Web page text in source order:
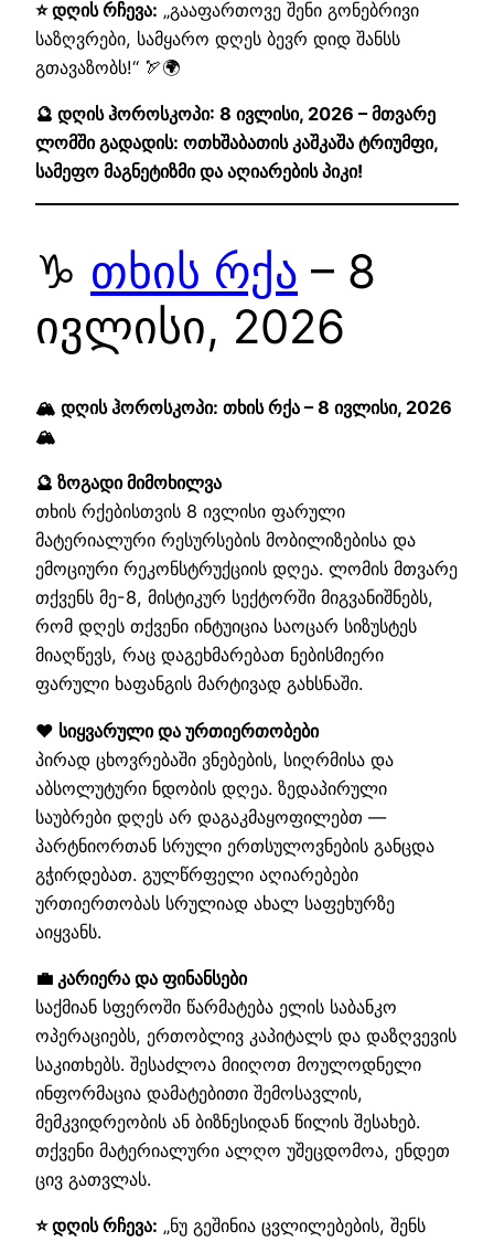
⭐ დღის რჩევა: „გააფართოვე შენი გონებრივი
საზღვრები, სამყარო დღეს ბევრ დიდ შანსს
გთავაზობს!“ 🏹🌍
🔮 დღის ჰოროსკოპი: 8 ივლისი, 2026 – მთვარე
ლომში გადადის: ოთხშაბათის კაშკაშა ტრიუმფი,
სამეფო მაგნეტიზმი და აღიარების პიკი!
♑ თხის რქა – 8
ივლისი, 2026
🏔️ დღის ჰოროსკოპი: თხის რქა – 8 ივლისი, 2026
🏔️
🔮 ზოგადი მიმოხილვა
თხის რქებისთვის 8 ივლისი ფარული
მატერიალური რესურსების მობილიზებისა და
ემოციური რეკონსტრუქციის დღეა. ლომის მთვარე
თქვენს მე-8, მისტიკურ სექტორში მიგვანიშნებს,
რომ დღეს თქვენი ინტუიცია საოცარ სიზუსტეს
მიაღწევს, რაც დაგეხმარებათ ნებისმიერი
ფარული ხაფანგის მარტივად გახსნაში.
❤️ სიყვარული და ურთიერთობები
პირად ცხოვრებაში ვნებების, სიღრმისა და
აბსოლუტური ნდობის დღეა. ზედაპირული
საუბრები დღეს არ დაგაკმაყოფილებთ —
პარტნიორთან სრული ერთსულოვნების განცდა
გჭირდებათ. გულწრფელი აღიარებები
ურთიერთობას სრულიად ახალ საფეხურზე
აიყვანს.
💼 კარიერა და ფინანსები
საქმიან სფეროში წარმატება ელის საბანკო
ოპერაციებს, ერთობლივ კაპიტალს და დაზღვევის
საკითხებს. შესაძლოა მიიღოთ მოულოდნელი
ინფორმაცია დამატებითი შემოსავლის,
მემკვიდრეობის ან ბიზნესიდან წილის შესახებ.
თქვენი მატერიალური ალღო უშეცდომოა, ენდეთ
ცივ გათვლას.
⭐ დღის რჩევა: „ნუ გეშინია ცვლილებების, შენს